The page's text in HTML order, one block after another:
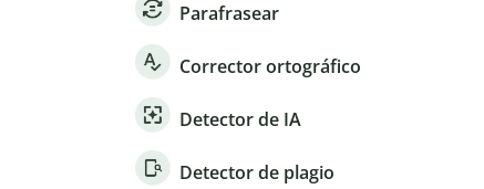
Parafrasear
Corrector ortográfico
Detector de IA
Detector de plagio